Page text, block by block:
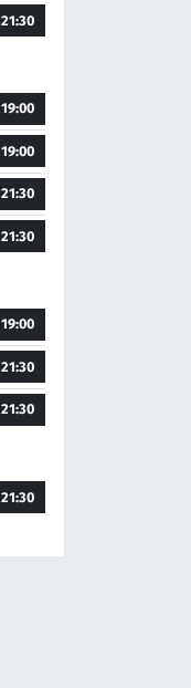
21:30
19:00
19:00
21:30
21:30
19:00
21:30
21:30
21:30